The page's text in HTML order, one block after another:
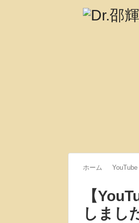
ホーム YouTube
【
しまし